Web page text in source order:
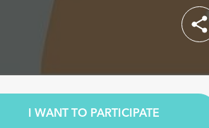
I WANT TO PARTICIPATE